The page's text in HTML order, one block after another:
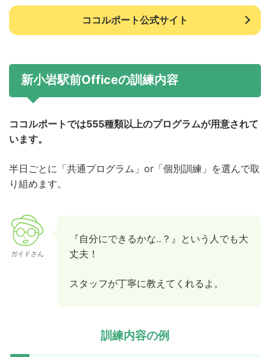
ココルポート公式サイト
新小岩駅前Officeの訓練内容
ココルポートでは555種類以上のプログラムが用意されて
います。
半日ごとに「共通プログラム」or「個別訓練」を選んで取
り組めます。
ガイドさん
『自分にできるかな‥？』という人でも大
丈夫！
スタッフが丁寧に教えてくれるよ。
訓練内容の例